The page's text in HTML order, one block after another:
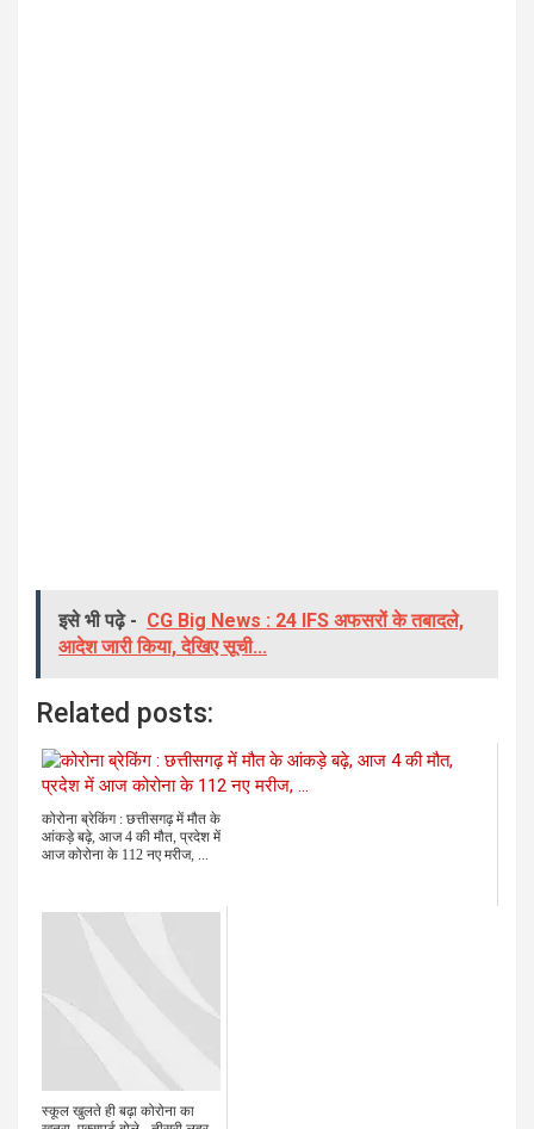
इसे भी पढ़े - CG Big News : 24 IFS अफसरों के तबादले,
आदेश जारी किया, देखिए सूची...
Related posts:
कोरोना ब्रेकिंग : छत्तीसगढ़ में मौत के
आंकड़े बढ़े, आज 4 की मौत, प्रदेश में
आज कोरोना के 112 नए मरीज, ...
स्कूल खुलते ही बढ़ा कोरोना का